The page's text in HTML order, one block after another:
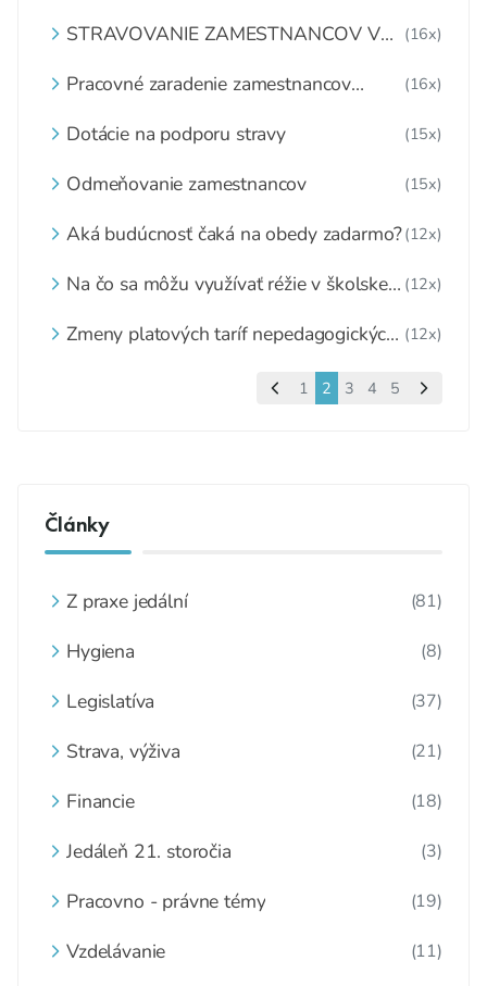
A RECEPTÚRY
STRAVOVANIE ZAMESTNANCOV V
(16x)
Pracovné zaradenie zamestnancov
(16x)
Dotácie na podporu stravy (15x)
Odmeňovanie zamestnancov (15x)
Aká budúcnosť čaká na obedy zadarmo?(12x)
Na čo sa môžu využívať réžie v školskej
(12x)
Zmeny platových taríf nepedagogických (12x)
1 2 3 4 5
Články
Z praxe jedální (81)
Hygiena (8)
Legislatíva (37)
Strava, výživa (21)
Financie (18)
Jedáleň 21. storočia (3)
Pracovno - právne témy (19)
Vzdelávanie (11)